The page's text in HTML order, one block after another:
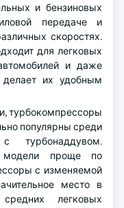
и бензиновых
передаче и
скоростях.
для легковых
и даже
делает их удобным
турбокомпрессоры
популярны среди
турбонаддувом.
проще по
с изменяемой
место в
легковых